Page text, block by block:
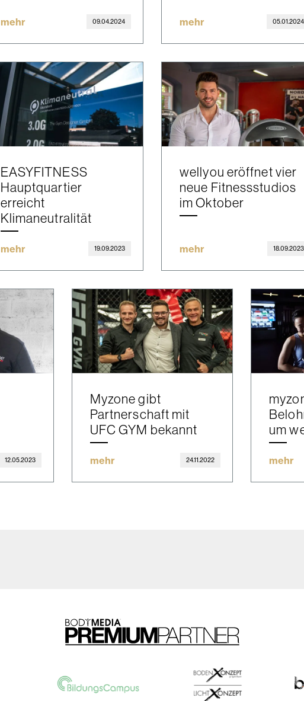
mehr 09.04.2024 mehr 05.01.2024
EASYFITNESS
Hauptquartier
erreicht
Klimaneutralität
mehr 19.09.2023
wellyou eröffnet vier
neue Fitnessstudios
im Oktober
mehr 18.09.2023
12.05.2023
Myzone gibt
Partnerschaft mit
UFC GYM bekannt
mehr 24.11.2022
um
mehr